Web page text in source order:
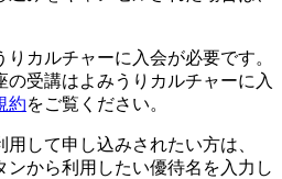
カルチャーに入会が必要です。
の受講はよみうりカルチャーに入
約をご覧ください。
して申し込みされたい方は、
ンから利用したい優待名を入力し